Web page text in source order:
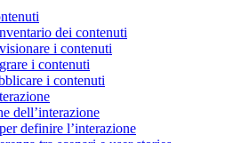
dei contenuti
i contenuti
i contenuti
i contenuti
dell’interazione
definire l’interazione